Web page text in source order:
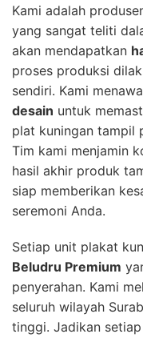
Kami adalah
yang sangat teliti
akan mendapatkan
proses produksi
sendiri. Kami
desain untuk
plat kuningan tampil
Tim kami menjamin
hasil akhir produk
siap memberikan
seremoni Anda.
Setiap unit plakat
Beludru Premium
penyerahan. Kami
seluruh wilayah
tinggi. Jadikan